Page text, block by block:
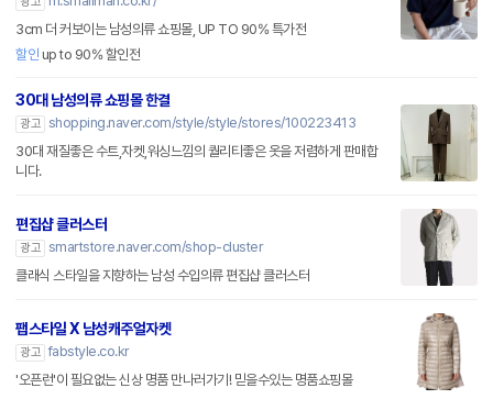
3cm 더 커보이는 남성의류 쇼핑몰, UP TO 90% 특가전
할인 up to 90% 할인전
30대 남성의류 쇼핑몰 한결
광고 shopping.naver.com/style/style/stores/100223413
30대 재질좋은 수트,자켓,워싱느낌의 퀄리티좋은 옷을 저렴하게 판매합
니다.
편집샵 클러스터
광고 smartstore.naver.com/shop-cluster
클래식 스타일을 지향하는 남성 수입의류 편집샵 클러스터
팹스타일 X 남성캐주얼자켓
광고 fabstyle.co.kr
'오픈런'이 필요없는 신상 명품 만나러가기! 믿을수있는 명품쇼핑몰